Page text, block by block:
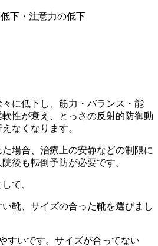
下・注意力の低下
に低下し、筋力・バランス・能
性が衰え、とっさの反射的防御動
なくなります。
場合、治療上の安静などの制限に
後も転倒予防が必要です。
て、
い靴、サイズの合った靴を選びまし
すいです。サイズが合ってない